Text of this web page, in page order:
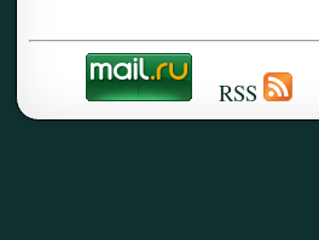
RSS